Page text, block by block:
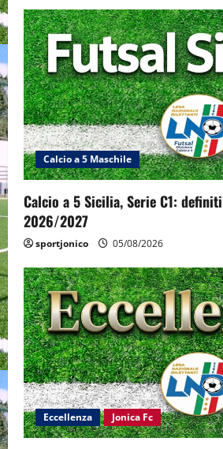
Calcio a 5 Maschile
Calcio a 5 Sicilia, Serie C1:
2026/2027
sportjonico 05/08/2026
Eccellenza Jonica Fc